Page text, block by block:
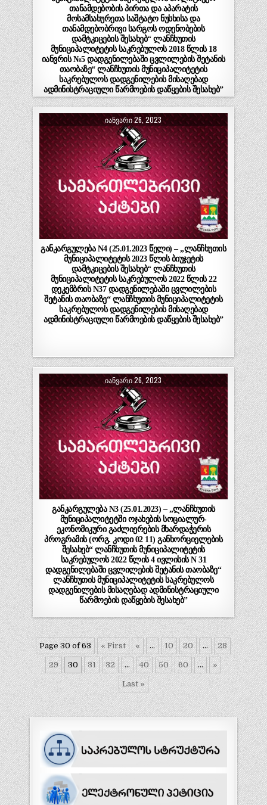
თანამდებობის პირთა და აპარატის
მოსამსახურეთა საშტატო ნუსხისა და
თანამდებობრივი სარგოს ოდენობების
დამტკიცების შესახებ“ ლანჩხუთის
მუნიციპალიტეტის საკრებულოს 2018 წლის 18
იანვრის №5 დადგენილებაში ცვლილების შეტანის
თაობაზე“ ლანჩხუთის მუნიციპალიტეტის
საკრებულოს დადგენილების მისაღებად
ადმინისტრაციული წარმოების დაწყების შესახებ”
ᲘᲐᲜᲕᲐᲠᲘ 26, 2023
განკარგულება N4 (25.01.2023 წელი) – „ლანჩხუთის
მუნიციპალიტეტის 2023 წლის ბიუჯეტის
დამტკიცების შესახებ“ ლანჩხუთის
მუნიციპალიტეტის საკრებულოს 2022 წლის 22
დეკემბრის N37 დადგენილებაში ცვლილების
შეტანის თაობაზე“ ლანჩხუთის მუნიციპალიტეტის
საკრებულოს დადგენილების მისაღებად
ადმინისტრაციული წარმოების დაწყების შესახებ”
ᲘᲐᲜᲕᲐᲠᲘ 26, 2023
განკარგულება N3 (25.01.2023) – „ლანჩხუთის
მუნიციპალიტეტში ოჯახების სოციალურ-
ეკონომიკური გაძლიერების მხარდაჭერის
პროგრამის (ორგ. კოდი 02 11) განხორციელების
შესახებ“ ლანჩხუთის მუნიციპალიტეტის
საკრებულოს 2022 წლის 4 ივლისის N 31
დადგენილებაში ცვლილების შეტანის თაობაზე“
ლანჩხუთის მუნიციპალიტეტის საკრებულოს
დადგენილების მისაღებად ადმინისტრაციული
წარმოების დაწყების შესახებ”
Page 30 of 63 « First « ... 10 20 ... 28
29 30 31 32 ... 40 50 60 ... »
Last »